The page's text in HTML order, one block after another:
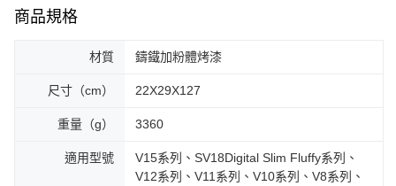
商品規格
材質 鑄鐵加粉體烤漆
尺寸（cm） 22X29X127
重量（g） 3360
適用型號
V15系列、SV18Digital Slim Fluffy系列、
V12系列、V11系列、V10系列、V8系列、